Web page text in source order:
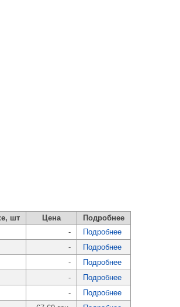
шт Цена
Подробнее
-
Подробнее
-
Подробнее
-
Подробнее
-
Подробнее
-
Подробнее